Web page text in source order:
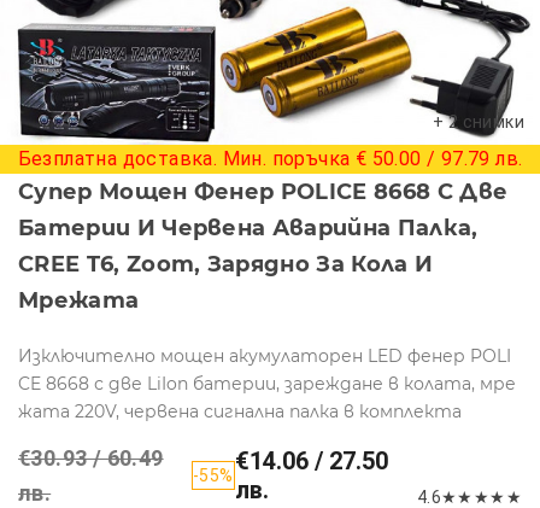
+ 2 снимки
Безплатна доставка. Мин. поръчка € 50.00 / 97.79 лв.
Супер Мощен Фенер POLICE 8668 С Две
Батерии И Червена Аварийна Палка,
CREE T6, Zoom, Зарядно За Кола И
Мрежата
Изключително мощен акумулаторен LED фенер POLI
CE 8668 с две LiIon батерии, зареждане в колата, мре
жата 220V, червена сигнална палка в комплекта
€30.93 / 60.49
лв.
-55%€14.06 / 27.50
лв.
4.6★★ ★★ ★